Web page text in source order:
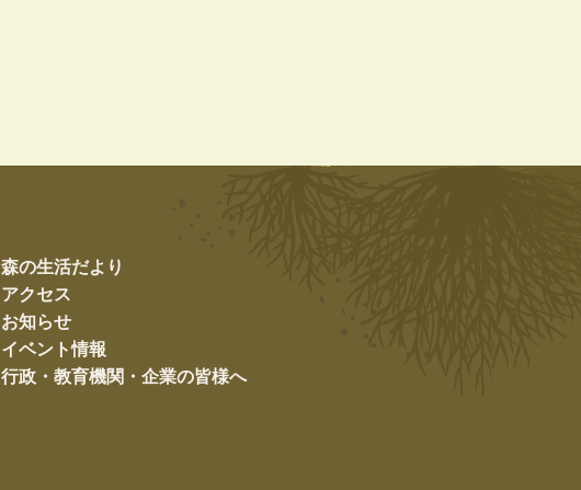
森の生活だより
アクセス
お知らせ
イベント情報
行政・教育機関・企業の皆様へ